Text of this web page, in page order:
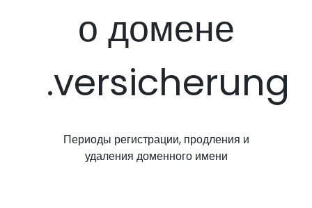
о домене
.versicherung
Периоды регистрации, продления и
удаления доменного имени